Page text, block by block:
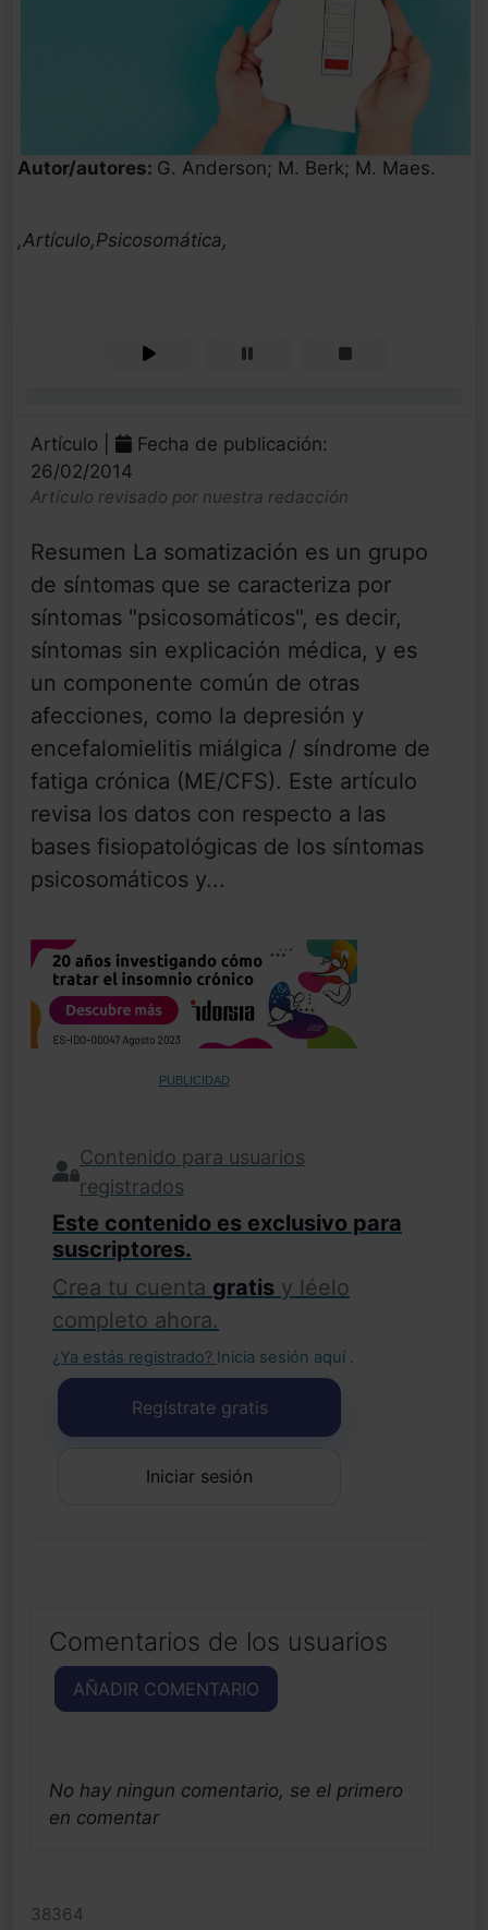
Autor/autores: G. Anderson; M. Berk; M. Maes.
,Artículo,Psicosomática,
Artículo |
Fecha de publicación:
26/02/2014
Artículo revisado por nuestra redacción
Resumen La somatización es un grupo
de síntomas que se caracteriza por
síntomas "psicosomáticos", es decir,
síntomas sin explicación médica, y es
un componente común de otras
afecciones, como la depresión y
encefalomielitis miálgica / síndrome de
fatiga crónica (ME/CFS). Este artículo
revisa los datos con respecto a las
bases fisiopatológicas de los síntomas
psicosomáticos y...
PUBLICIDAD
Contenido para usuarios
registrados
Este contenido es exclusivo para
suscriptores.
Crea tu cuenta gratis y léelo
completo ahora.
¿Ya estás registrado? Inicia sesión aquí .
Regístrate gratis
Iniciar sesión
Comentarios de los usuarios
AÑADIR COMENTARIO
No hay ningun comentario, se el primero
en comentar
38364